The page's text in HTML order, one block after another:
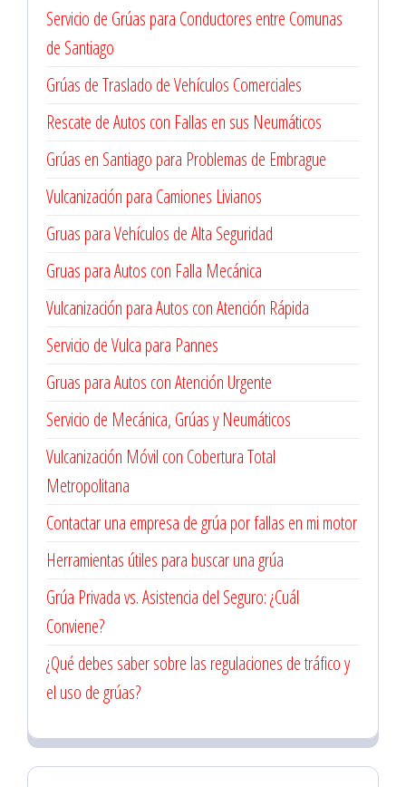
Servicio de Grúas para Conductores entre Comunas
de Santiago
Grúas de Traslado de Vehículos Comerciales
Rescate de Autos con Fallas en sus Neumáticos
Grúas en Santiago para Problemas de Embrague
Vulcanización para Camiones Livianos
Gruas para Vehículos de Alta Seguridad
Gruas para Autos con Falla Mecánica
Vulcanización para Autos con Atención Rápida
Servicio de Vulca para Pannes
Gruas para Autos con Atención Urgente
Servicio de Mecánica, Grúas y Neumáticos
Vulcanización Móvil con Cobertura Total
Metropolitana
Contactar una empresa de grúa por fallas en mi motor
Herramientas útiles para buscar una grúa
Grúa Privada vs. Asistencia del Seguro: ¿Cuál
Conviene?
¿Qué debes saber sobre las regulaciones de tráfico y
el uso de grúas?